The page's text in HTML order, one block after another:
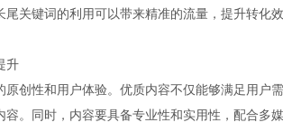
尾关键词的利用可以带来精准的流量，提升转化
升
原创性和用户体验。优质内容不仅能够满足用户
容。同时，内容要具备专业性和实用性，配合多